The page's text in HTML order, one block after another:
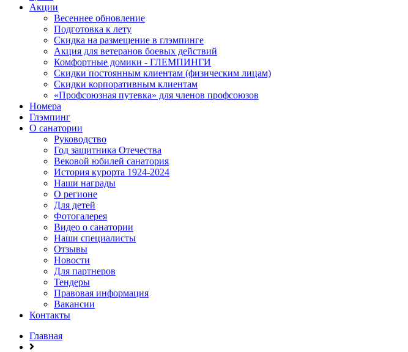
Акции
Весеннее обновление
Подготовка к лету
Скидка на размещение в глэмпинге
Акция для ветеранов боевых действий
Комфортные домики - ГЛЕМПИНГИ
Скидки постоянным клиентам (физическим лицам)
Скидки корпоративным клиентам
«Профсоюзная путевка» для членов профсоюзов
Номера
Глэмпинг
О санатории
Руководство
Год защитника Отечества
Вековой юбилей санатория
История курорта 1924-2024
Наши награды
О регионе
Для детей
Фотогалерея
Видео о санатории
Наши специалисты
Отзывы
Новости
Для партнеров
Тендеры
Правовая информация
Вакансии
Контакты
Главная